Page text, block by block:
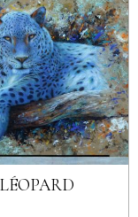
LÉOPARD